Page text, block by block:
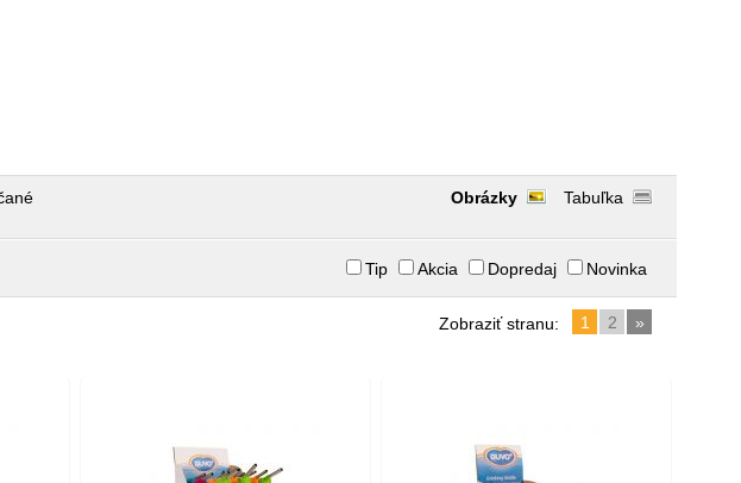
Obrázky Tabuľka
Tip Akcia Dopredaj Novinka
Zobraziť stranu: 1 2 »